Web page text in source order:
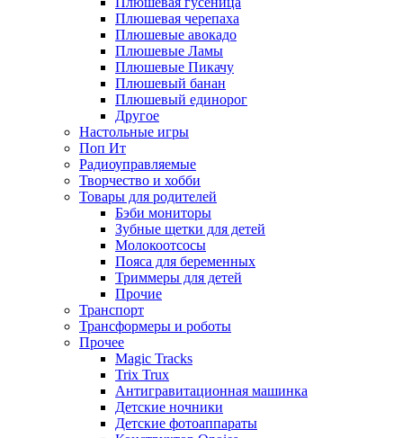
Плюшевая черепаха
Плюшевые авокадо
Плюшевые Ламы
Плюшевые Пикачу
Плюшевый банан
Плюшевый единорог
Другое
Настольные игры
Поп Ит
Радиоуправляемые
Творчество и хобби
Товары для родителей
Бэби мониторы
Зубные щетки для детей
Молокоотсосы
Пояса для беременных
Триммеры для детей
Прочие
Транспорт
Трансформеры и роботы
Прочее
Magic Tracks
Trix Trux
Антигравитационная машинка
Детские ночники
Детские фотоаппараты